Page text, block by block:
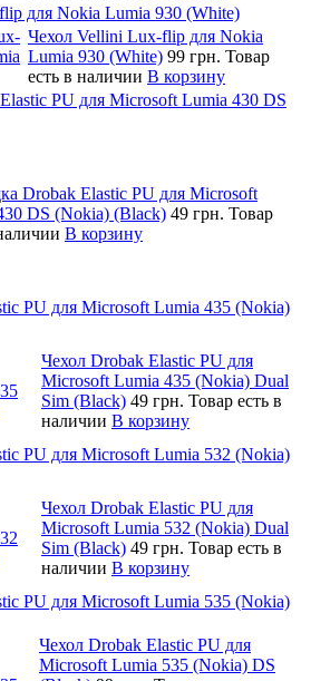
для Nokia Lumia 930 (White)
Чехол Vellini Lux-flip для Nokia
Lumia 930 (White) 99 грн. Товар
есть в наличии В корзину
PU для Microsoft Lumia 430 DS
Drobak Elastic PU для Microsoft
DS (Nokia) (Black) 49 грн. Товар
В корзину
PU для Microsoft Lumia 435 (Nokia)
Чехол Drobak Elastic PU для
Microsoft Lumia 435 (Nokia) Dual
Sim (Black) 49 грн. Товар есть в
наличии В корзину
PU для Microsoft Lumia 532 (Nokia)
Чехол Drobak Elastic PU для
Microsoft Lumia 532 (Nokia) Dual
Sim (Black) 49 грн. Товар есть в
наличии В корзину
PU для Microsoft Lumia 535 (Nokia)
Чехол Drobak Elastic PU для
Microsoft Lumia 535 (Nokia) DS